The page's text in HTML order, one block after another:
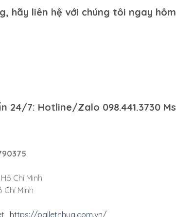
hãy liên hệ với chúng tôi ngay hôm
24/7: Hotline/Zalo 098.441.3730 Ms
Chí Minh
Chí Minh
, https://palletnhua.com.vn/ ,